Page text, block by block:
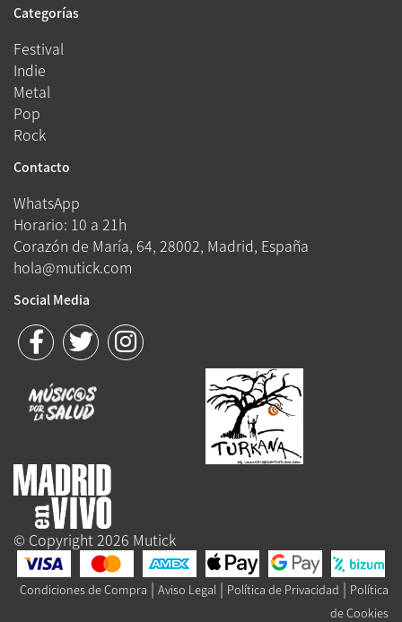
Categorías
Festival
Indie
Metal
Pop
Rock
Contacto
WhatsApp
Horario: 10 a 21h
Corazón de María, 64, 28002, Madrid, España
hola@mutick.com
Social Media
© Copyright 2026 Mutick
Condiciones de Compra | Aviso Legal | Política de Privacidad | Política
de Cookies